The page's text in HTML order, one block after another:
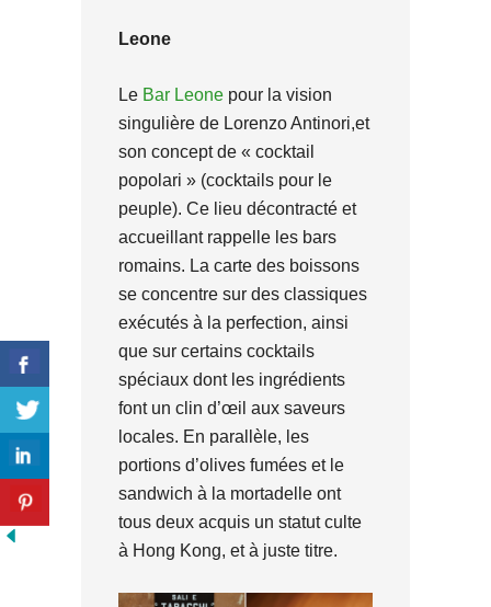
Leone
Le Bar Leone pour la vision
singulière de Lorenzo Antinori,et
son concept de « cocktail
popolari » (cocktails pour le
peuple). Ce lieu décontracté et
accueillant rappelle les bars
romains. La carte des boissons
se concentre sur des classiques
exécutés à la perfection, ainsi
que sur certains cocktails
spéciaux dont les ingrédients
font un clin d’œil aux saveurs
locales. En parallèle, les
portions d’olives fumées et le
sandwich à la mortadelle ont
tous deux acquis un statut culte
à Hong Kong, et à juste titre.